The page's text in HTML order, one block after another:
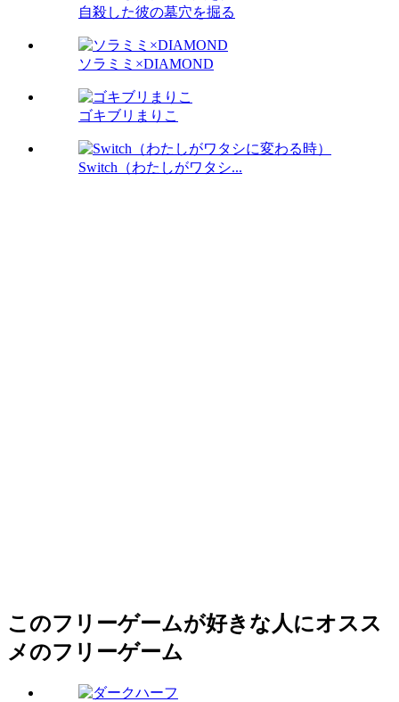
自殺した彼の墓穴を掘る
ソラミミ×DIAMOND
ゴキブリまりこ
Switch（わたしがワタシ...
このフリーゲームが好きな人にオスス
メのフリーゲーム